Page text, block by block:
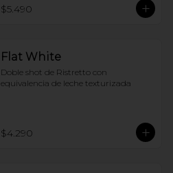
$5.490
Flat White
Doble shot de Ristretto con
equivalencia de leche texturizada
$4.290